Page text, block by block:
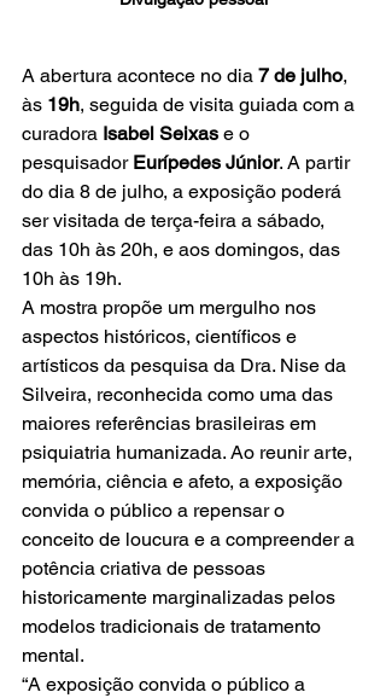
A abertura acontece no dia 7 de julho,
às 19h, seguida de visita guiada com a
curadora Isabel Seixas e o
pesquisador Eurípedes Júnior. A partir
do dia 8 de julho, a exposição poderá
ser visitada de terça-feira a sábado,
das 10h às 20h, e aos domingos, das
10h às 19h.
A mostra propõe um mergulho nos
aspectos históricos, científicos e
artísticos da pesquisa da Dra. Nise da
Silveira, reconhecida como uma das
maiores referências brasileiras em
psiquiatria humanizada. Ao reunir arte,
memória, ciência e afeto, a exposição
convida o público a repensar o
conceito de loucura e a compreender a
potência criativa de pessoas
historicamente marginalizadas pelos
modelos tradicionais de tratamento
mental.
“A exposição convida o público a